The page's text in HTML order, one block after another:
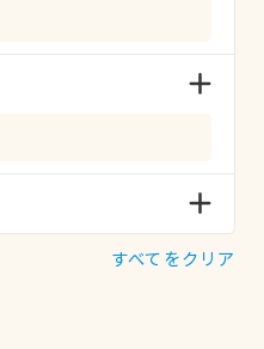
すべてをクリア